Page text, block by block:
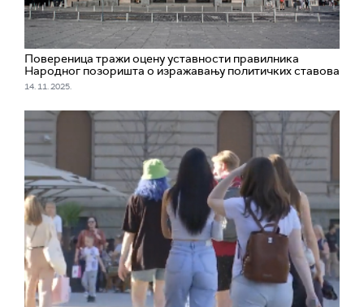
Повереница тражи оцену уставности правилника
Народног позоришта о изражавању политичких ставова
14. 11. 2025.